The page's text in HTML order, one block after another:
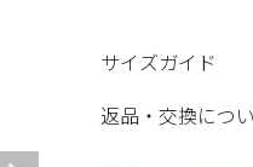
サイズガイド
返品・交換につ